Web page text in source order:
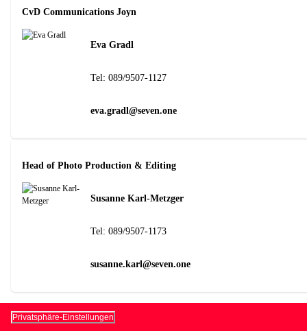
CvD Communications Joyn
Eva Gradl
Tel: 089/9507-1127
eva.gradl@seven.one
Head of Photo Production & Editing
Susanne Karl-Metzger
Tel: 089/9507-1173
susanne.karl@seven.one
Privatsphäre-Einstellungen